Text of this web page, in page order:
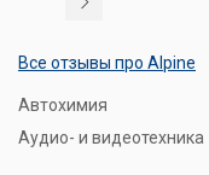
Все отзывы про Alpine
Автохимия
Аудио- и видеотехника